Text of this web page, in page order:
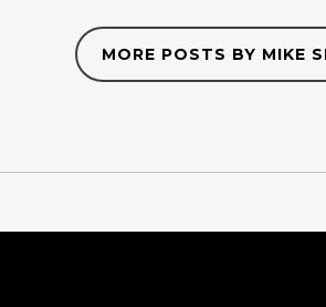
MORE POSTS BY MIKE